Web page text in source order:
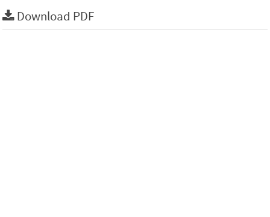
Download PDF